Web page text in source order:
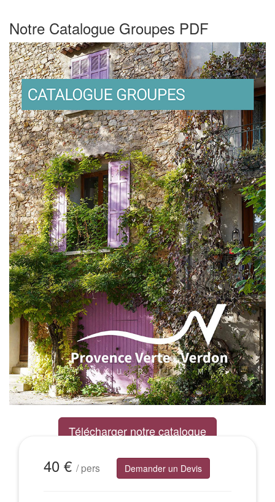
−
Notre Catalogue Groupes PDF
Télécharger notre catalogue
40 € / pers Demander un Devis